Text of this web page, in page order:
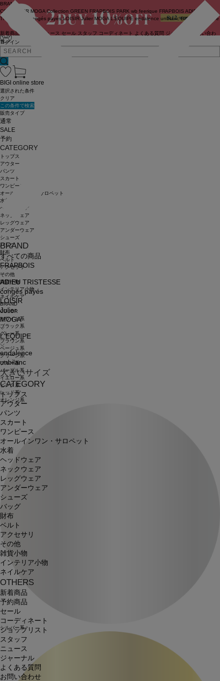
ログイン
BRAND
COUTURIER MOGA Collection GREEN FRAPBOIS PARK wb feerique FRAPBOIS ADIEU
TRISTESSE
congés payés LOISIR Julier MOGA L'EQUIPE endalence unbilanc BIGI online store
新着商品 ニュース セール スタッフ コーディネート よくある質問 ジャーナル
お問い合わ
せ
BRAND
すべての商品
FRAPBOIS
ADIEU TRISTESSE
congés payés
LOISIR
Julier
MOGA
L'EQUIPE
endalence
unbilanc
大きいサイズ
CATEGORY
トップス
アウター
パンツ
スカート
ワンピース
オールインワン・サロペット
水着
ヘッドウェア
ネックウェア
レッグウェア
アンダーウェア
シューズ
バッグ
財布
ベルト
アクセサリ
その他
雑貨小物
インテリア小物
ネイルケア
OTHERS
新着商品
予約商品
セール
コーディネート
ショップリスト
スタッフ
ニュース
ジャーナル
よくある質問
お問い合わせ
BIGI online store
選択された条件
クリア
この条件で検索
販売タイプ
通常
SALE
予約
CATEGORY
トップス
アウター
パンツ
スカート
ワンピース
オールインワン・サロペット
水着
ヘッドウェア
ネックウェア
レッグウェア
アンダーウェア
シューズ
バッグ
財布
ベルト
アクセサリ
その他
雑貨小物
インテリア小物
ネイルケア
BRAND
COLOR
ホワイト系
ブラック系
グレー系
ブラウン系
ベージュ系
グリーン系
ブルー系
パープル系
イエロー系
ピンク系
レッド系
オレンジ系
シルバー系